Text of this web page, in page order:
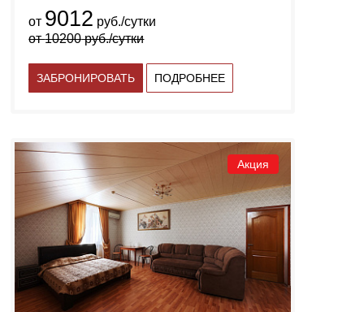
от 9012 руб./сутки
от10200руб./сутки
ЗАБРОНИРОВАТЬ ПОДРОБНЕЕ
Акция